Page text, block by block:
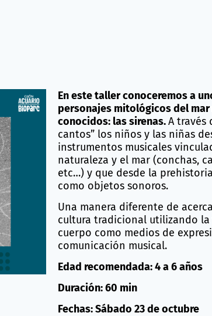
En este taller conoceremos a
personajes mitológicos del mar
conocidos: las sirenas.A través
cantos” los niños y las niñas
instrumentos musicales
naturaleza y el mar (conchas,
etc…) y que desde la
como objetos sonoros.
Una manera diferente de
cultura tradicional utilizando la
cuerpo como medios de
comunicación musical.
Edad recomendada: 4 a 6 años
Duración: 60 min
Fechas: Sábado 23 de octubre